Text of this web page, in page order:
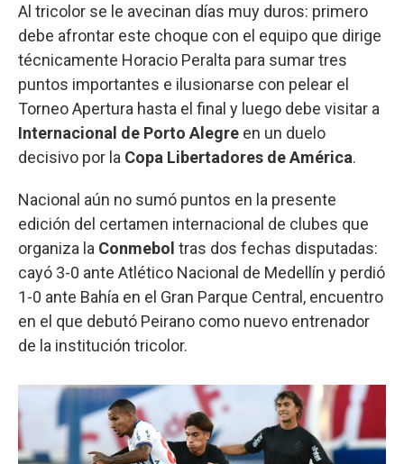
Al tricolor se le avecinan días muy duros: primero
debe afrontar este choque con el equipo que dirige
técnicamente Horacio Peralta para sumar tres
puntos importantes e ilusionarse con pelear el
Torneo Apertura hasta el final y luego debe visitar a
Internacional de Porto Alegre en un duelo
decisivo por la Copa Libertadores de América.
Nacional aún no sumó puntos en la presente
edición del certamen internacional de clubes que
organiza la Conmebol tras dos fechas disputadas:
cayó 3-0 ante Atlético Nacional de Medellín y perdió
1-0 ante Bahía en el Gran Parque Central, encuentro
en el que debutó Peirano como nuevo entrenador
de la institución tricolor.